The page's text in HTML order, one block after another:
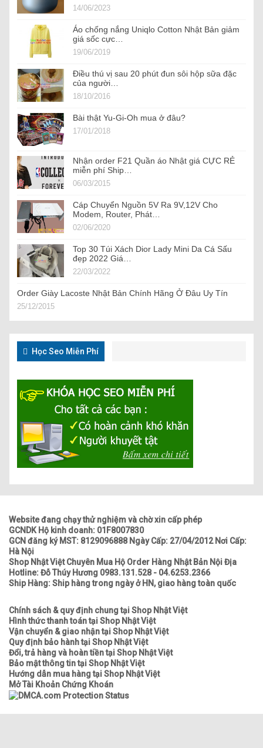
14/06/2023
Áo chống nắng Uniqlo Cotton Nhật Bản giảm
giá sốc cực…
19/06/2019
Điều thú vị sau 20 phút đun sôi hộp sữa đặc
của người…
18/10/2016
Bài thật Yu-Gi-Oh mua ở đâu?
17/01/2018
Nhận order F21 Quần áo Nhật giá CỰC RẺ
miễn phí Ship…
06/03/2015
Cáp Chuyển Nguồn 5V Ra 9V,12V Cho
Modem, Router, Phát…
02/06/2020
Top 30 Túi Xách Dior Lady Mini Da Cá Sấu
đẹp 2022 Giá…
22/03/2022
Order Giày Lacoste Nhật Bản Chính Hãng Ở Đâu Uy Tín
25/12/2015
Học Seo Miễn Phí
Website đang chạy thử nghiệm và chờ xin cấp phép
GCNDK Hộ kinh doanh: 01F8007830
GCN đăng ký MST: 8129096888 Ngày Cấp: 27/04/2012 Nơi Cấp:
Hà Nội
Shop Nhật Việt Chuyên Mua Hộ Order Hàng Nhật Bản Nội Địa
Hotline: Đỗ Thúy Hương 0983.131.528 - 04.6253.2366
Ship Hàng: Ship hàng trong ngày ở HN, giao hàng toàn quốc
Chính sách & quy định chung tại Shop Nhật Việt
Hình thức thanh toán tại Shop Nhật Việt
Vận chuyển & giao nhận tại Shop Nhật Việt
Quy định bảo hành tại Shop Nhật Việt
Đổi, trả hàng và hoàn tiền tại Shop Nhật Việt
Bảo mật thông tin tại Shop Nhật Việt
Hướng dẫn mua hàng tại Shop Nhật Việt
Mở Tài Khoản Chứng Khoán